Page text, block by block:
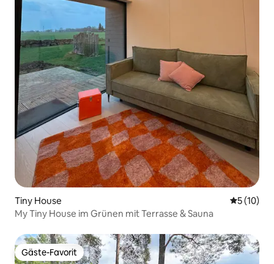
Tiny House
5 (10)
My Tiny House im Grünen mit Terrasse & Sauna
Gäste-Favorit
Gäste-Favorit